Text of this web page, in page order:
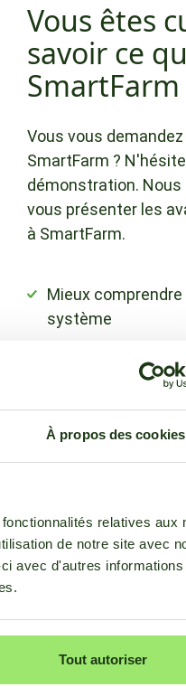
À propos des cookies
relatives aux
de notre site avec
avec d'autres informations
Tout autoriser
Vous êtes
savoir ce
SmartFarm
Vous vous
SmartFarm ?
démonstration.
vous présenter les
à SmartFarm.
Mieux
système
Découvrez tous
aboutissants de
Vous pouvez
quoi
Adressez-vous